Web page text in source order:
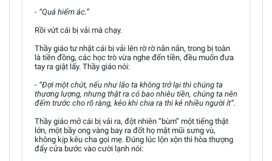
- “Quá hiểm ác.”
Rồi vứt cái bị vải mà chạy.
Thầy giáo tư nhặt cái bị vải lên rờ rờ nắn nắn, trong bị toàn
là tiền đồng, các học trò vừa nghe đến tiền, đều muốn đưa
tay ra giật lấy. Thầy giáo nói:
- “Đợi một chút, nếu như lão ta không trở lại thì chúng ta
thương lượng, nhưng thật ra có bao nhiêu tiền, chúng ta nên
đếm trước cho rõ ràng, kẻo khi chia ra thì kẻ nhiều người ít”.
Thầy giáo mở cái bị vải ra, đột nhiên “bùm” một tiếng thật
lớn, một bầy ong vàng bay ra đốt họ mặt mũi sưng vù,
không kịp kêu cha gọi mẹ. Đúng lúc lộn xộn thì hòa thượng
đẩy cửa bước vào cười lạnh nói: